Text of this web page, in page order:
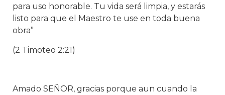
para uso honorable. Tu vida será limpia, y estarás
listo para que el Maestro te use en toda buena
obra”
(2 Timoteo 2:21)
Amado SEÑOR, gracias porque aun cuando la